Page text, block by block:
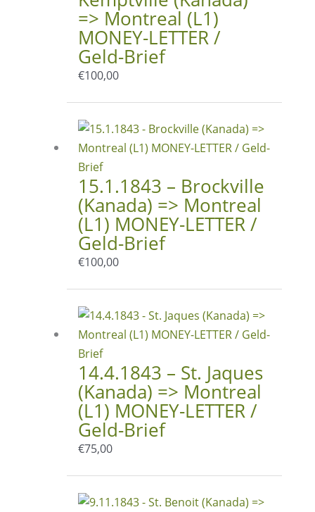
=> Montreal (L1)
MONEY-LETTER /
Geld-Brief
€100,00
15.1.1843 – Brockville
(Kanada) => Montreal
(L1) MONEY-LETTER /
Geld-Brief
€100,00
14.4.1843 – St. Jaques
(Kanada) => Montreal
(L1) MONEY-LETTER /
Geld-Brief
€75,00